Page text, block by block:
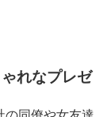
れなプレゼ